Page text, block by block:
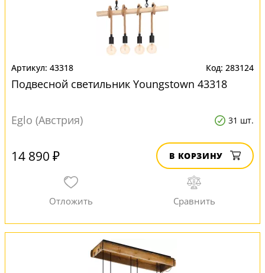
43318 283124
Подвесной светильник Youngstown 43318
Eglo (Австрия) 31 шт.
14 890 ₽ В КОРЗИНУ